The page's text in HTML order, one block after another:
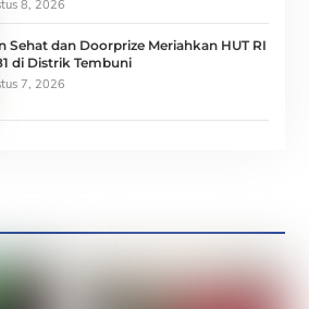
8, 2026
Sehat dan Doorprize Meriahkan HUT RI
di Distrik Tembuni
7, 2026